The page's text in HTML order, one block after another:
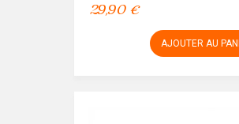
29,90 €
AJOUTER AU